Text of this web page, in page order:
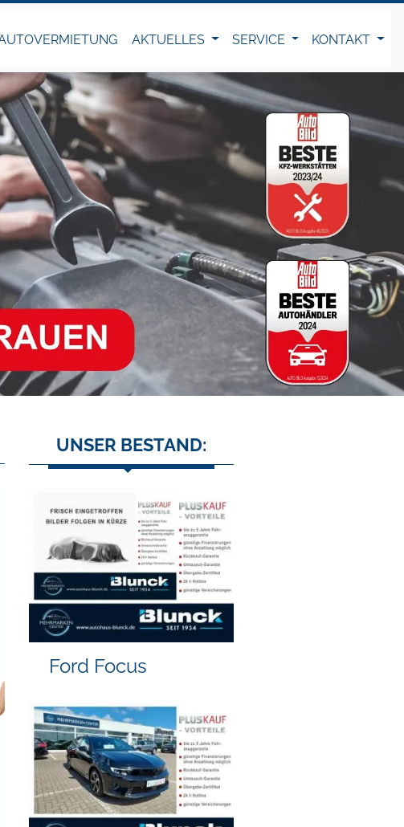
AKTUELLES SERVICE KONTAKT
UNSER BESTAND:
Ford Focus